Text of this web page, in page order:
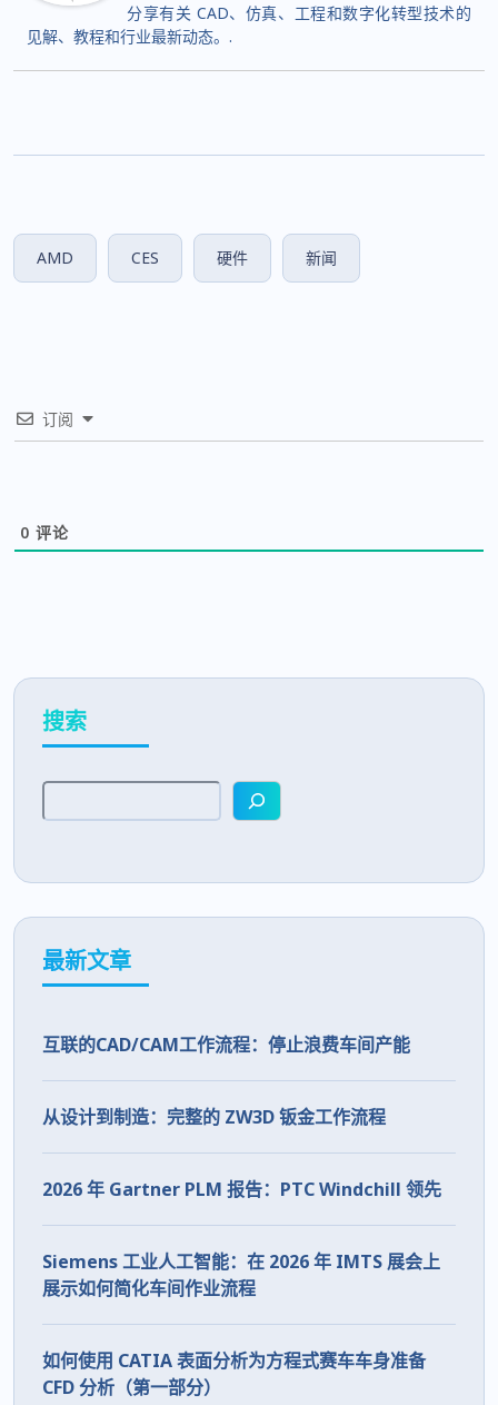
分享有关 CAD、仿真、工程和数字化转型技术的
见解、教程和行业最新动态。.
AMD CES 硬件 新闻
订阅
0 评论
搜索
最新文章
互联的CAD/CAM工作流程：停止浪费车间产能
从设计到制造：完整的 ZW3D 钣金工作流程
2026 年 Gartner PLM 报告：PTC Windchill 领先
Siemens 工业人工智能：在 2026 年 IMTS 展会上
展示如何简化车间作业流程
如何使用 CATIA 表面分析为方程式赛车车身准备
CFD 分析（第一部分）